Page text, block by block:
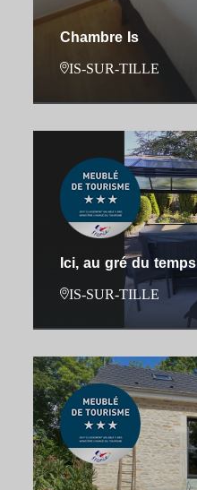
Chambre Is
IS-SUR-TILLE
Ici, au gré du temps
IS-SUR-TILLE